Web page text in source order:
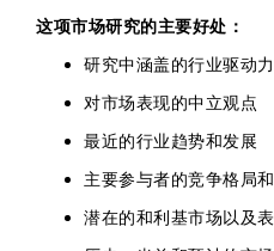
这项市场研究的主要好处：
研究中涵盖的行业驱动
对市场表现的中立观点
最近的行业趋势和发展
主要参与者的竞争格局
潜在的和利基市场以及